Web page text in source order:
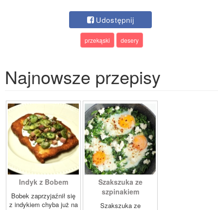
Udostępnij
przekąski desery
Najnowsze przepisy
Indyk z Bobem
Bobek zaprzyjaźnił się
z indykiem chyba już na
Szakszuka ze
szpinakiem
Szakszuka ze